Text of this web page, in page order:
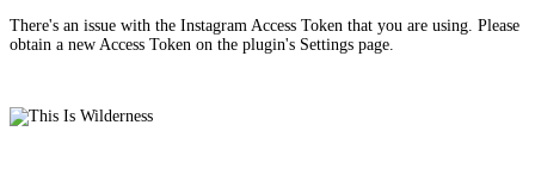
There's an issue with the Instagram Access Token that you are using. Please
obtain a new Access Token on the plugin's Settings page.